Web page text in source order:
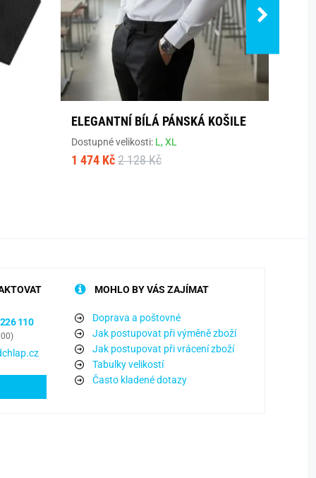
ELEGANTNÍ BÍLÁ PÁNSKÁ KOŠILE
Dostupné velikosti: L,XL
1 474 Kč 2 128 Kč
110
MOHLO BY VÁS ZAJÍMAT
Doprava a poštovné
Jak postupovat při výměně zboží
Jak postupovat při vrácení zboží
Tabulky velikostí
Často kladené dotazy